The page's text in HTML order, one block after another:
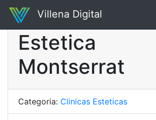
Villena Digital
Estetica
Montserrat
Categoria: Clinicas Esteticas